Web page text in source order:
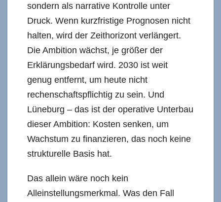
sondern als narrative Kontrolle unter
Druck. Wenn kurzfristige Prognosen nicht
halten, wird der Zeithorizont verlängert.
Die Ambition wächst, je größer der
Erklärungsbedarf wird. 2030 ist weit
genug entfernt, um heute nicht
rechenschaftspflichtig zu sein. Und
Lüneburg – das ist der operative Unterbau
dieser Ambition: Kosten senken, um
Wachstum zu finanzieren, das noch keine
strukturelle Basis hat.
Das allein wäre noch kein
Alleinstellungsmerkmal. Was den Fall